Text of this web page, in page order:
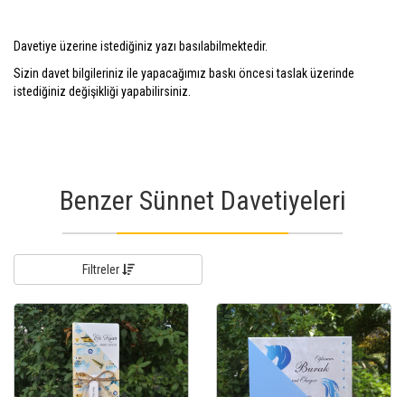
Davetiye üzerine istediğiniz yazı basılabilmektedir.
Sizin davet bilgileriniz ile yapacağımız baskı öncesi taslak üzerinde
istediğiniz değişikliği yapabilirsiniz.
Benzer Sünnet Davetiyeleri
Filtreler